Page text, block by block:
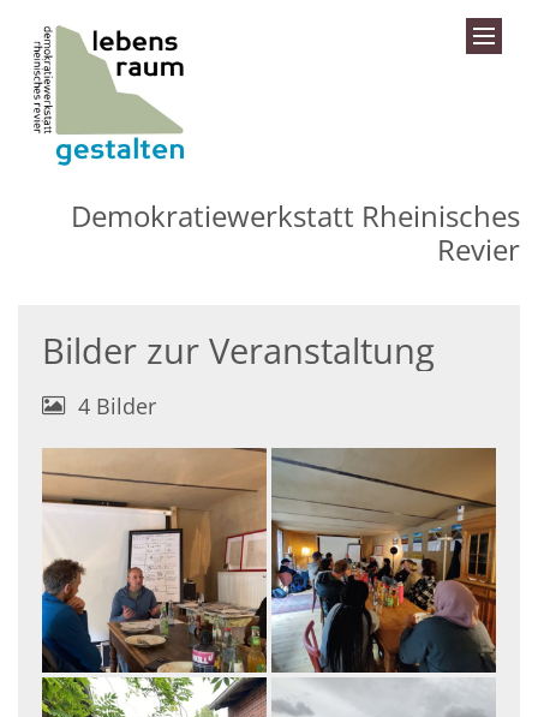
Demokratiewerkstatt Rheinisches
Revier
Bilder zur Veranstaltung
4 Bilder